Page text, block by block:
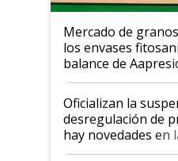
Mercado de
los envases
balance de
Oficializan la
desregulación de
hay novedades en
la hidrovía